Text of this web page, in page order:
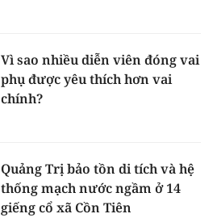
Vì sao nhiều diễn viên đóng vai
phụ được yêu thích hơn vai
chính?
Quảng Trị bảo tồn di tích và hệ
thống mạch nước ngầm ở 14
giếng cổ xã Cồn Tiên